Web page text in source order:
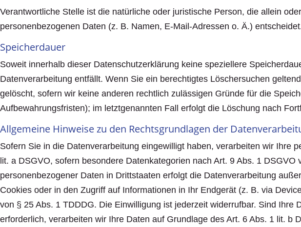
Verantwortliche Stelle ist die natürliche oder juristische Person, die allein
personenbezogenen Daten (z. B. Namen, E-Mail-Adressen o. Ä.)
Speicherdauer
Soweit innerhalb dieser Datenschutzerklärung keine speziellere
Datenverarbeitung entfällt. Wenn Sie ein berechtigtes Löschersuchen
gelöscht, sofern wir keine anderen rechtlich zulässigen Gründe für die
Aufbewahrungsfristen); im letztgenannten Fall erfolgt die Löschung nach
Allgemeine Hinweise zu den Rechtsgrundlagen der
Sofern Sie in die Datenverarbeitung eingewilligt haben, verarbeiten wir Ihre
lit. a DSGVO, sofern besondere Datenkategorien nach Art. 9 Abs. 1
personenbezogener Daten in Drittstaaten erfolgt die Datenverarbeitung
Cookies oder in den Zugriff auf Informationen in Ihr Endgerät (z. B. via
von § 25 Abs. 1 TDDDG. Die Einwilligung ist jederzeit widerrufbar. Sind
erforderlich, verarbeiten wir Ihre Daten auf Grundlage des Art. 6 Abs. 1 lit.